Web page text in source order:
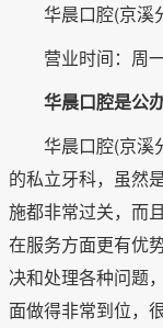
华晨口腔(京溪
营业时间：周
华晨口腔是公
华晨口腔(京溪
的私立牙科，虽然
施都非常过关，而
在服务方面更有优
决和处理各种问题
面做得非常到位，